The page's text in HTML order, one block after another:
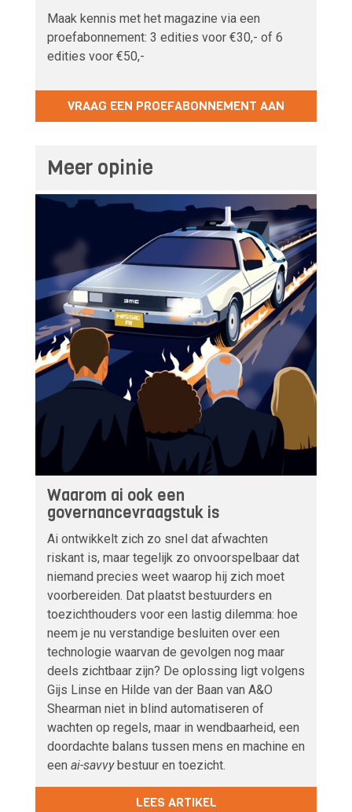
Maak kennis met het magazine via een
proefabonnement: 3 edities voor €30,- of 6
edities voor €50,-
VRAAG EEN PROEFABONNEMENT AAN
Meer opinie
Waarom ai ook een
governancevraagstuk is
Ai ontwikkelt zich zo snel dat afwachten
riskant is, maar tegelijk zo onvoorspelbaar dat
niemand precies weet waarop hij zich moet
voorbereiden. Dat plaatst bestuurders en
toezichthouders voor een lastig dilemma: hoe
neem je nu verstandige besluiten over een
technologie waarvan de gevolgen nog maar
deels zichtbaar zijn? De oplossing ligt volgens
Gijs Linse en Hilde van der Baan van A&O
Shearman niet in blind automatiseren of
wachten op regels, maar in wendbaarheid, een
doordachte balans tussen mens en machine en
een ai-savvybestuur en toezicht.
LEES ARTIKEL